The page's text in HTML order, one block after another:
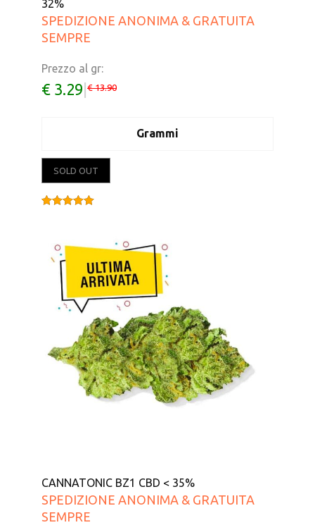
32%
SPEDIZIONE ANONIMA & GRATUITA
SEMPRE
Prezzo al gr:
€ 3.29 € 13.90
Grammi
SOLD OUT
CANNATONIC BZ1 CBD < 35%
SPEDIZIONE ANONIMA & GRATUITA
SEMPRE